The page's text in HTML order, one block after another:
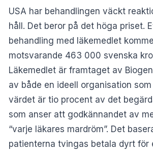
USA har behandlingen väckt
håll. Det beror på det höga priset.
behandling med läkemedlet
motsvarande 463 000 svenska
Läkemedlet är framtaget av
av både en ideell organisation
värdet är tio procent av det
som anser att godkännandet av
“varje läkares mardröm”. Det
patienterna tvingas betala dyrt för